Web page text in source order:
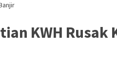
KWH Rusak